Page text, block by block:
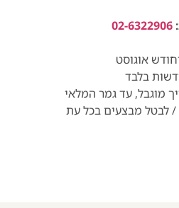
02-6322906
אוגוסט
בלבד
מוגבל, עד גמר המלאי
/ לבטל מבצעים בכל עת